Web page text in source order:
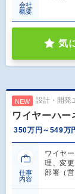
会社
概要
気
NEW 設計・開発
ワイヤーハー
350万円～549万
仕事
内容
ワイヤ
理、変
部署（